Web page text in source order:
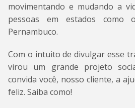
movimentando e mudando a
pessoas em estados como
Pernambuco.
Com o intuito de divulgar esse
virou um grande projeto
convida você, nosso cliente, a
feliz. Saiba como!